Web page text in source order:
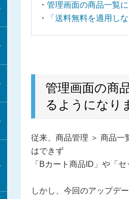
管理画面の商品一覧
「送料無料を適用し
管理画面の商
るようになり
従来、商品管理 ＞ 商品一
はできず
「Bカート商品ID」や「
しかし、今回のアップデ